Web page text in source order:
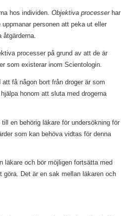
hos individen. Objektiva processerhar
personen att peka ut eller
processer på grund av att de är
som existerar inom Scientologin.
få någon bort från droger är som
honom att sluta med drogerna
en behörig läkare för undersökning för
som kan behöva vidtas för denna
läkare och bör möjligen fortsätta med
Det är en sak mellan läkaren och